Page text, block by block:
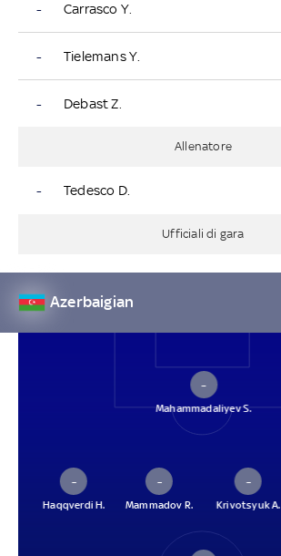
- Carrasco Y.
- Tielemans Y.
- Debast Z.
Allenatore
- Tedesco D.
Ufficiali di gara
Azerbaigian
–
Mahammadaliyev S.
–
Haqqverdi H.
–
Mammadov R.
–
Krivotsyuk A.